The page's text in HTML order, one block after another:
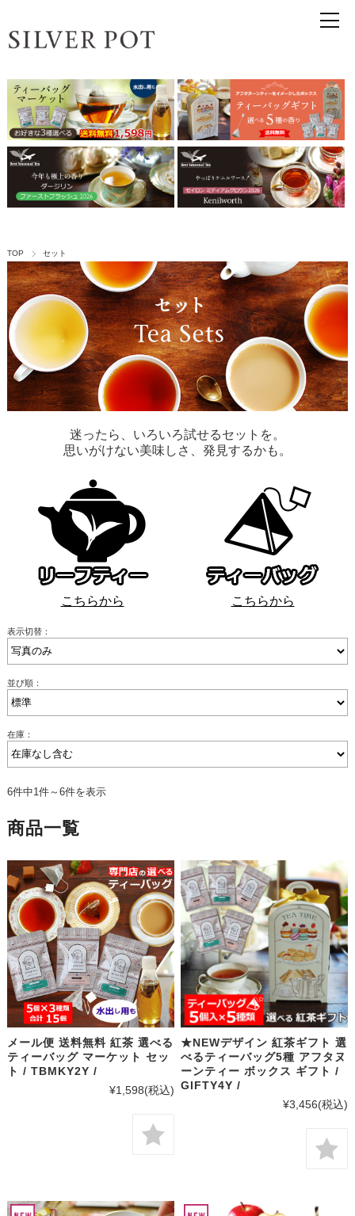
TOP セット
迷ったら、いろいろ試せるセットを。
思いがけない美味しさ、発見するかも。
こちらから こちらから
表示切替：
並び順：
在庫：
6件中1件～6件を表示
商品一覧
メール便 送料無料 紅茶 選べる
ティーバッグ マーケット セッ
ト / TBMKY2Y /
¥1,598(税込)
★NEWデザイン 紅茶ギフト 選
べるティーバッグ5種 アフタヌ
ーンティー ボックス ギフト /
GIFTY4Y /
¥3,456(税込)